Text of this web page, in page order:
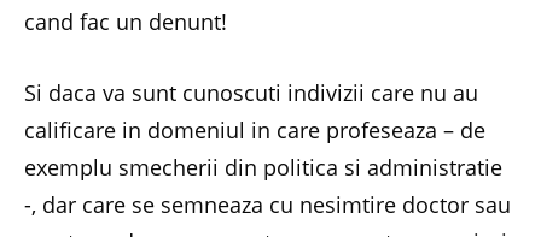
cand fac un denunt!
Si daca va sunt cunoscuti indivizii care nu au
calificare in domeniul in care profeseaza – de
exemplu smecherii din politica si administratie
-, dar care se semneaza cu nesimtire doctor sau